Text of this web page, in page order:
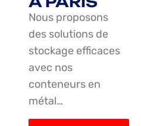
Nous proposons
des solutions de
stockage efficaces
avec nos
conteneurs en
métal…